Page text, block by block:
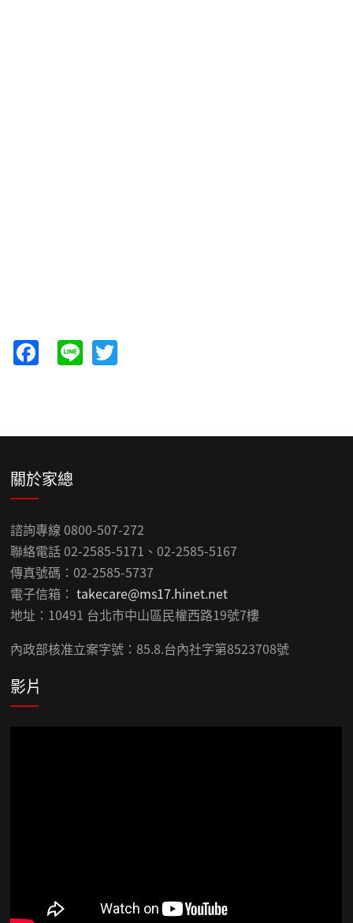
Facebook
Line
關於家總
諮詢專線 0800-507-272
聯絡電話 02-2585-5171、02-2585-5167
傳真號碼：02-2585-5737
電子信箱：takecare@ms17.hinet.net
地址：10491 台北市中山區民權西路19號7樓
內政部核准立案字號：85.8.台內社字第8523708號
影片